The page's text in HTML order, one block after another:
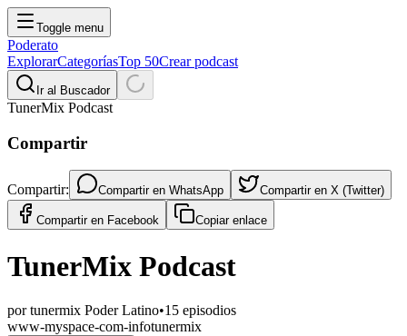
Toggle menu
Poderato
ExplorarCategoríasTop 50Crear podcast
Ir al Buscador
TunerMix Podcast
Compartir
Compartir: Compartir en WhatsApp Compartir en X (Twitter)
Compartir en Facebook Copiar enlace
TunerMix Podcast
portunermix Poder Latino•15 episodios
www-myspace-com-infotunermix